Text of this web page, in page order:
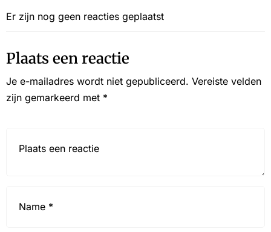
Er zijn nog geen reacties geplaatst
Plaats een reactie
Je e-mailadres wordt niet gepubliceerd. Vereiste velden
zijn gemarkeerd met *